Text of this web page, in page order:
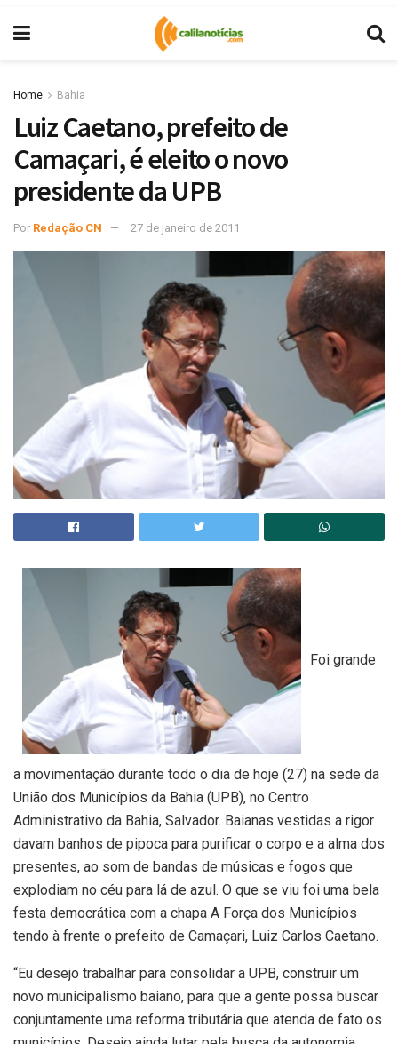
Home Bahia
Luiz Caetano, prefeito de
Camaçari, é eleito o novo
presidente da UPB
Por Redação CN 27 de janeiro de 2011
Foi grande
a movimentação durante todo o dia de hoje (27) na sede da
União dos Municípios da Bahia (UPB), no Centro
Administrativo da Bahia, Salvador. Baianas vestidas a rigor
davam banhos de pipoca para purificar o corpo e a alma dos
presentes, ao som de bandas de músicas e fogos que
explodiam no céu para lá de azul. O que se viu foi uma bela
festa democrática com a chapa A Força dos Municípios
tendo à frente o prefeito de Camaçari, Luiz Carlos Caetano.
“Eu desejo trabalhar para consolidar a UPB, construir um
novo municipalismo baiano, para que a gente possa buscar
conjuntamente uma reforma tributária que atenda de fato os